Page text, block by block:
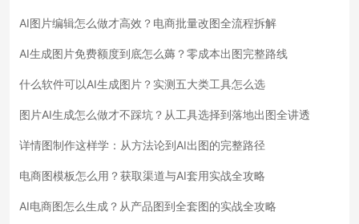
AI图片编辑怎么做才高效？电商批量改图全流程拆解
AI生成图片免费额度到底怎么薅？零成本出图完整路线
什么软件可以AI生成图片？实测五大类工具怎么选
图片AI生成怎么做才不踩坑？从工具选择到落地出图全讲透
详情图制作这样学：从方法论到AI出图的完整路径
电商图模板怎么用？获取渠道与AI套用实战全攻略
AI电商图怎么生成？从产品图到全套图的实战全攻略